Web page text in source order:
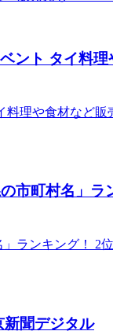
ント タイ料
理や食材など販
市町村名」
ランキング！ 2
新聞デジタル